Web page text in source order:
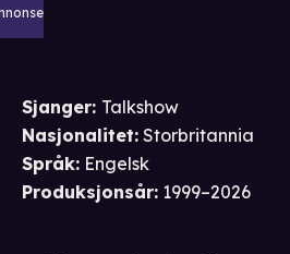
Sjanger: Talkshow
Nasjonalitet: Storbritannia
Språk: Engelsk
Produksjonsår: 1999–2026